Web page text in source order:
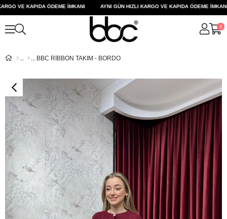
VE KAPIDA ÖDEME İMKANI AYNI GÜN HIZLI KARGO VE KAPIDA ÖDEME İMKANI
0
BBC RİBBON TAKIM - BORDO